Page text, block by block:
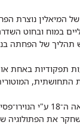
המיאלין נוצרת
במוח ובחוט
תהליך של הפחתה
תפקודיות באחת
התחושתית,
המחלה תוארה בסוף המאה
את הפתולוגיה